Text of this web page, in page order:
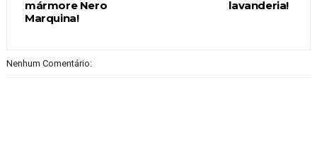
lavanderia!
mármore Nero
Marquina!
Nenhum Comentário: